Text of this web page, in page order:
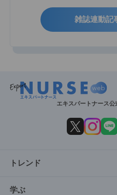
雑誌連動記
エキスパートナース公
トレンド
学ぶ